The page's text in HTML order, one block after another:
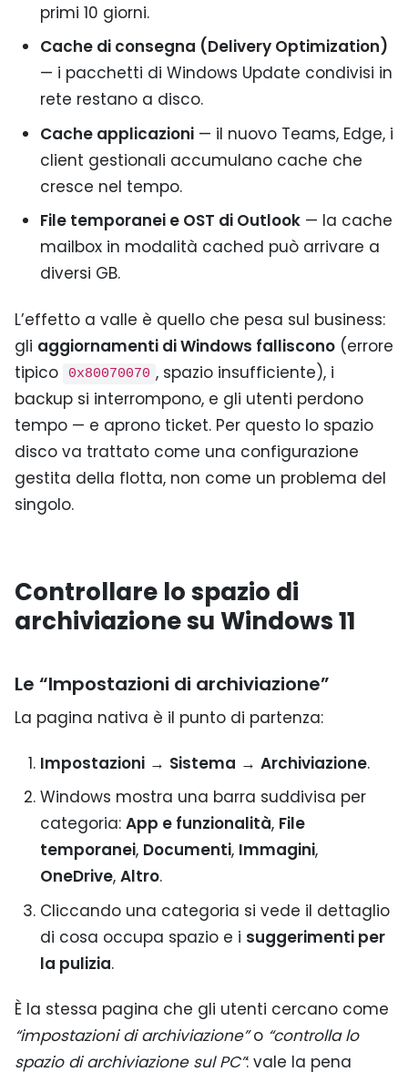
primi 10 giorni.
Cache di consegna (Delivery Optimization)
— i pacchetti di Windows Update condivisi in
rete restano a disco.
Cache applicazioni— il nuovo Teams, Edge, i
client gestionali accumulano cache che
cresce nel tempo.
File temporanei e OST di Outlook— la cache
mailbox in modalità cached può arrivare a
diversi GB.
L’effetto a valle è quello che pesa sul business:
gli aggiornamenti di Windows falliscono (errore
tipico
0x80070070 , spazio insufficiente), i
backup si interrompono, e gli utenti perdono
tempo — e aprono ticket. Per questo lo spazio
disco va trattato come una configurazione
gestita della flotta, non come un problema del
singolo.
Controllare lo spazio di
archiviazione su Windows 11
Le “Impostazioni di archiviazione”
La pagina nativa è il punto di partenza:
Impostazioni→ Sistema → Archiviazione.
Windows mostra una barra suddivisa per
categoria: App e funzionalità, File
temporanei, Documenti, Immagini,
OneDrive, Altro.
Cliccando una categoria si vede il dettaglio
di cosa occupa spazio e i suggerimenti per
la pulizia.
È la stessa pagina che gli utenti cercano come
“impostazioni di archiviazione”o “controlla lo
spazio di archiviazione sul PC”: vale la pena